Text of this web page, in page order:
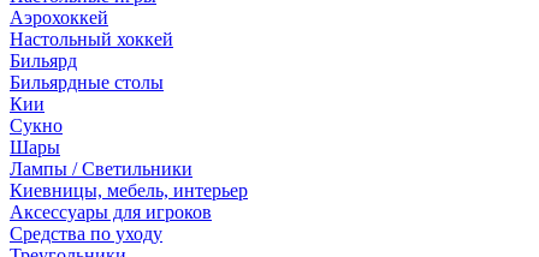
Аэрохоккей
Настольный хоккей
Бильярд
Бильярдные столы
Кии
Сукно
Шары
Лампы / Светильники
Киевницы, мебель, интерьер
Аксессуары для игроков
Средства по уходу